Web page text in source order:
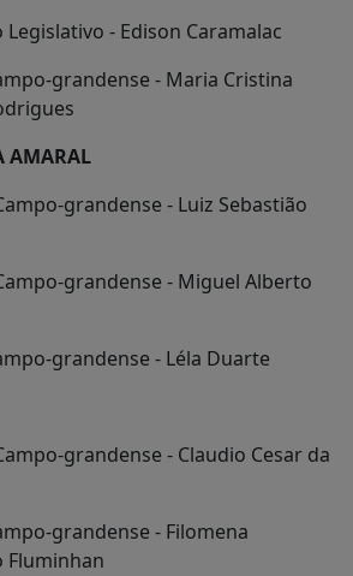
- Edison Caramalac
grandense - Maria Cristina
AMARAL
grandense - Luiz Sebastião
grandense - Miguel Alberto
grandense - Léla Duarte
grandense - Claudio Cesar da
grandense - Filomena
Fluminhan